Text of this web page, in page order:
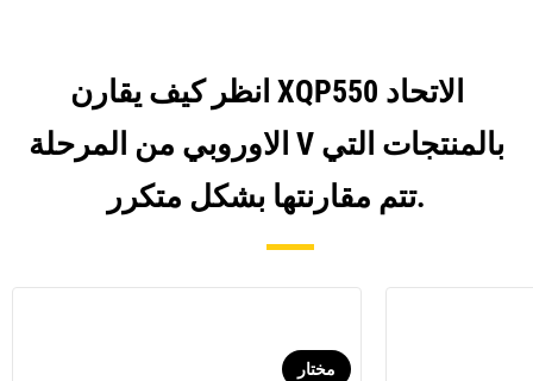
انظر كيف يقارن XQP550 الاتحاد
الاوروبي من المرحلة V بالمنتجات التي
تتم مقارنتها بشكل متكرر.
مختار